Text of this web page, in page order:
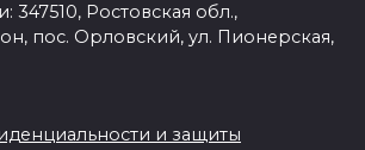
347510, Ростовская обл.,
пос. Орловский, ул. Пионерская,
и защиты